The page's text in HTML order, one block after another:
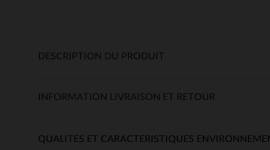
DESCRIPTION DU PRODUIT
INFORMATION LIVRAISON ET RETOUR
QUALITES ET CARACTERISTIQUES